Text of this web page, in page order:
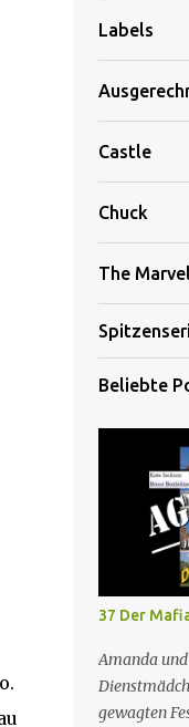
Labels
Castle
Chuck
The
Beliebte
37 Der
Amanda
gewagten